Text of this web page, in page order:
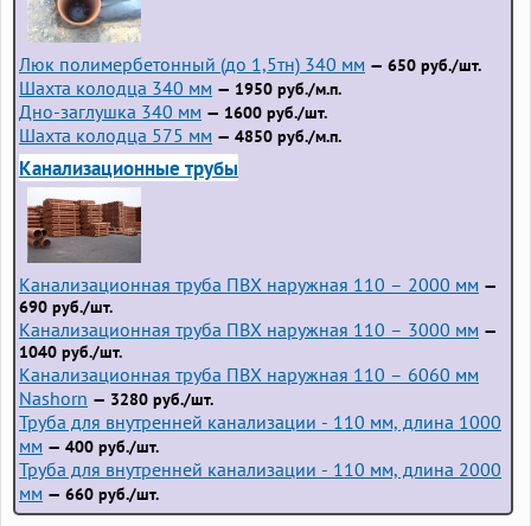
Люк полимербетонный (до 1,5тн) 340 мм — 650 руб./шт.
Шахта колодца 340 мм — 1950 руб./м.п.
Дно-заглушка 340 мм — 1600 руб./шт.
Шахта колодца 575 мм — 4850 руб./м.п.
Канализационные трубы
Канализационная труба ПВХ наружная 110 – 2000 мм —
690 руб./шт.
Канализационная труба ПВХ наружная 110 – 3000 мм —
1040 руб./шт.
Канализационная труба ПВХ наружная 110 – 6060 мм
Nashorn — 3280 руб./шт.
Труба для внутренней канализации - 110 мм, длина 1000
мм — 400 руб./шт.
Труба для внутренней канализации - 110 мм, длина 2000
мм — 660 руб./шт.